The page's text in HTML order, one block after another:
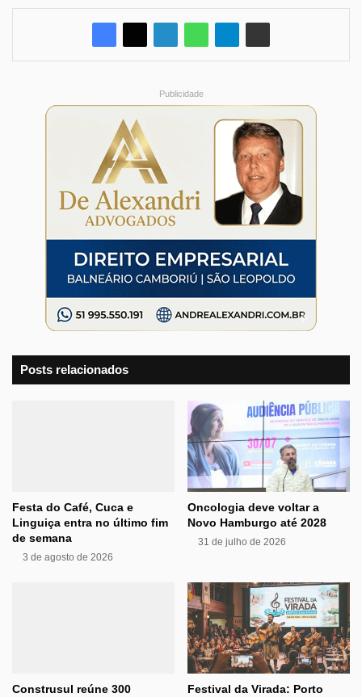
Publicidade
Posts relacionados
Festa do Café, Cuca e
Linguiça entra no último fim
de semana
3 de agosto de 2026
Oncologia deve voltar a
Novo Hamburgo até 2028
31 de julho de 2026
Construsul reúne 300
Festival da Virada: Porto